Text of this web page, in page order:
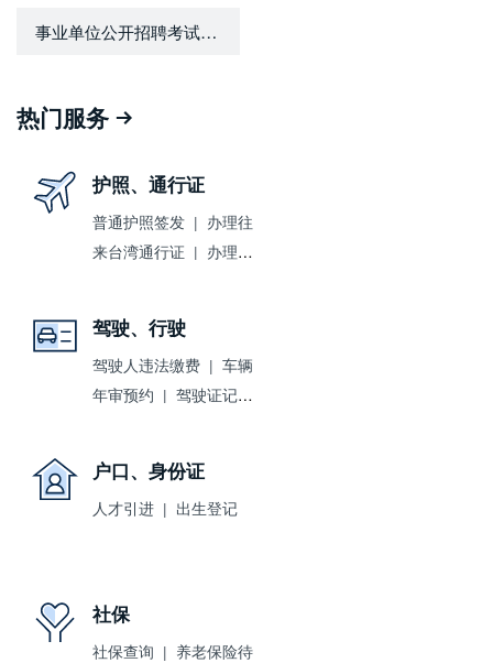
事业单位公开招聘考试报名
热门服务
护照、通行证
普通护照签发
来台湾通行证
驾驶、行驶
驾驶人违法缴费
车辆
年审预约
驾驶证记分
户口、身份证
人才引进 出生登记
社保
社保查询